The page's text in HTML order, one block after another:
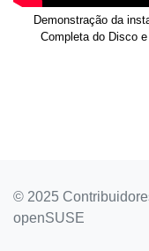
Demonstração da
Completa do Disco
© 2025
openSUSE